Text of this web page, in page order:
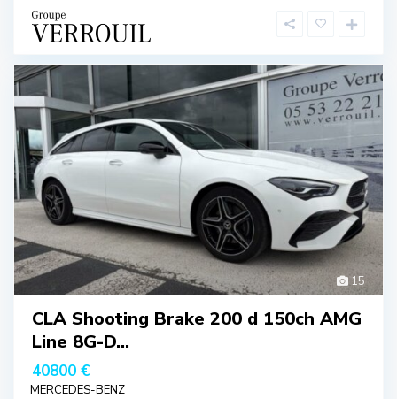
15
CLA Shooting Brake 200 d 150ch AMG
Line 8G-D...
40800 €
MERCEDES-BENZ